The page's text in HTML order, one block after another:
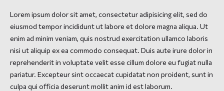
Lorem ipsum dolor sit amet, consectetur adipisicing elit, sed do
eiusmod tempor incididunt ut labore et dolore magna aliqua. Ut
enim ad minim veniam, quis nostrud exercitation ullamco laboris
nisi ut aliquip ex ea commodo consequat. Duis aute irure dolor in
reprehenderit in voluptate velit esse cillum dolore eu fugiat nulla
pariatur. Excepteur sint occaecat cupidatat non proident, sunt in
culpa qui officia deserunt mollit anim id est laborum.